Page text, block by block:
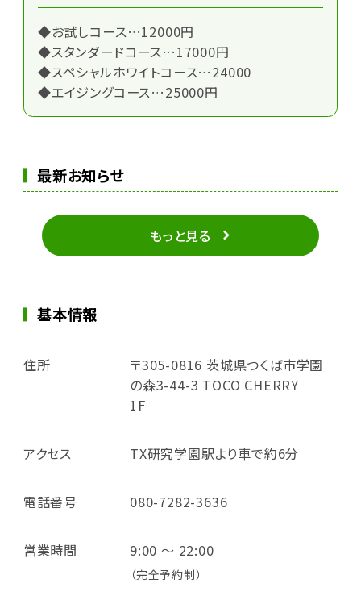
◆お試しコース…12000円
◆スタンダードコース…17000円
◆スペシャルホワイトコース…24000
◆エイジングコース…25000円
最新お知らせ
もっと見る
基本情報
住所
〒305-0816 茨城県つくば市学園
の森3-44-3 TOCO CHERRY
1F
アクセス TX研究学園駅より車で約6分
電話番号 080-7282-3636
営業時間 9:00 ～ 22:00
（完全予約制）